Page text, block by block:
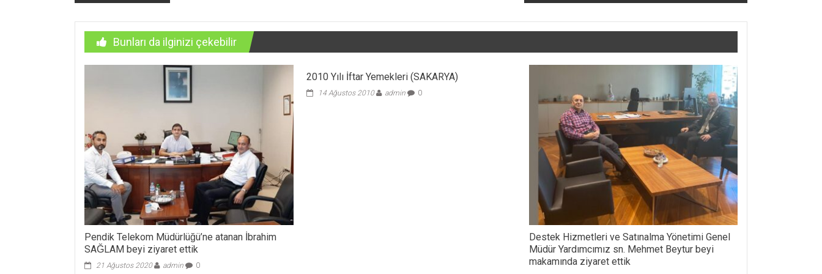
Bunları da ilginizi çekebilir
Pendik Telekom Müdürlüğü’ne atanan İbrahim
SAĞLAM beyi ziyaret ettik
21 Ağustos 2020 admin 0
2010 Yılı İftar Yemekleri (SAKARYA)
14 Ağustos 2010 admin 0
Destek Hizmetleri ve Satınalma Yönetimi Genel
Müdür Yardımcımız sn. Mehmet Beytur beyi
makamında ziyaret ettik